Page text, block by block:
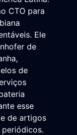
CTO para
Ele
de
de
esse
de artigos